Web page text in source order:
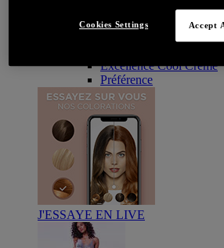
Casting Natural Gloss
Coloration Homme
Excellence Cool Crème
Préférence
J'ESSAYE EN LIVE
Cookies Settings Accept